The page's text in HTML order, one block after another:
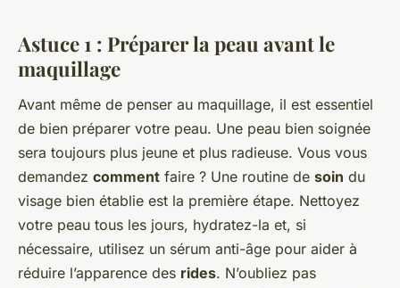
Astuce 1 : Préparer la peau avant le
maquillage
Avant même de penser au maquillage, il est essentiel
de bien préparer votre peau. Une peau bien soignée
sera toujours plus jeune et plus radieuse. Vous vous
demandez comment faire ? Une routine de soin du
visage bien établie est la première étape. Nettoyez
votre peau tous les jours, hydratez-la et, si
nécessaire, utilisez un sérum anti-âge pour aider à
réduire l’apparence des rides. N’oubliez pas